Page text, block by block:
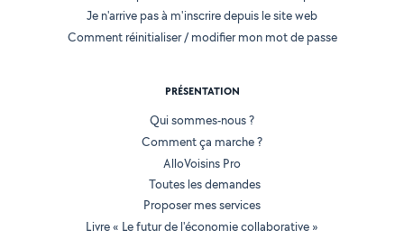
Je n'arrive pas à m'inscrire depuis le site web
Comment réinitialiser / modifier mon mot de passe
PRÉSENTATION
Qui sommes-nous ?
Comment ça marche ?
AlloVoisins Pro
Toutes les demandes
Proposer mes services
Livre « Le futur de l'économie collaborative »